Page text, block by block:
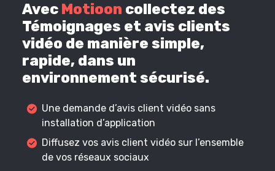
Avec Motioon collectez des
Témoignages et avis clients
vidéo de manière simple,
rapide, dans un
environnement sécurisé.
Une demande d’avis client vidéo sans
installation d’application
Diffusez vos avis client vidéo sur l’ensemble
de vos réseaux sociaux